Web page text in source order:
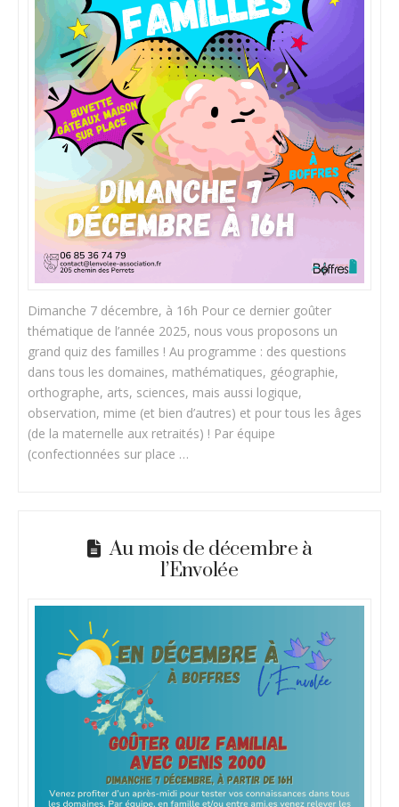
Dimanche 7 décembre, à 16h Pour ce dernier goûter
thématique de l’année 2025, nous vous proposons un
grand quiz des familles ! Au programme : des questions
dans tous les domaines, mathématiques, géographie,
orthographe, arts, sciences, mais aussi logique,
observation, mime (et bien d’autres) et pour tous les âges
(de la maternelle aux retraités) ! Par équipe
(confectionnées sur place …
Au mois de décembre à
l’Envolée